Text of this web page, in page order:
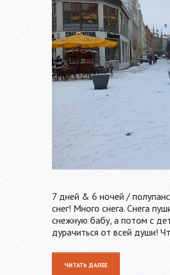
7 дней & 6 ночей /
снег! Много снега. Снега
снежную бабу, а потом с
дурачиться от всей души!
ЧИТАТЬ ДАЛЕЕ